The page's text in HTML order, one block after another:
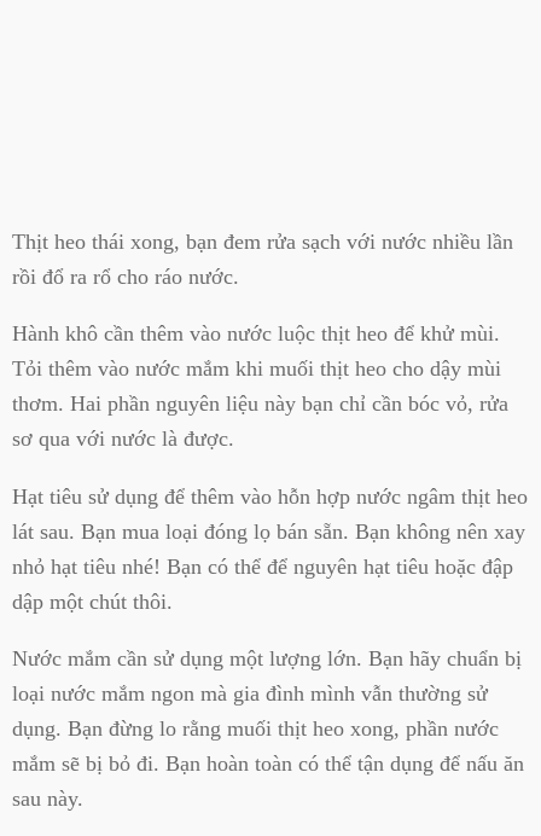
Thịt heo thái xong, bạn đem rửa sạch với nước nhiều lần
rồi đổ ra rổ cho ráo nước.
Hành khô cần thêm vào nước luộc thịt heo để khử mùi.
Tỏi thêm vào nước mắm khi muối thịt heo cho dậy mùi
thơm. Hai phần nguyên liệu này bạn chỉ cần bóc vỏ, rửa
sơ qua với nước là được.
Hạt tiêu sử dụng để thêm vào hỗn hợp nước ngâm thịt heo
lát sau. Bạn mua loại đóng lọ bán sẵn. Bạn không nên xay
nhỏ hạt tiêu nhé! Bạn có thể để nguyên hạt tiêu hoặc đập
dập một chút thôi.
Nước mắm cần sử dụng một lượng lớn. Bạn hãy chuẩn bị
loại nước mắm ngon mà gia đình mình vẫn thường sử
dụng. Bạn đừng lo rằng muối thịt heo xong, phần nước
mắm sẽ bị bỏ đi. Bạn hoàn toàn có thể tận dụng để nấu ăn
sau này.